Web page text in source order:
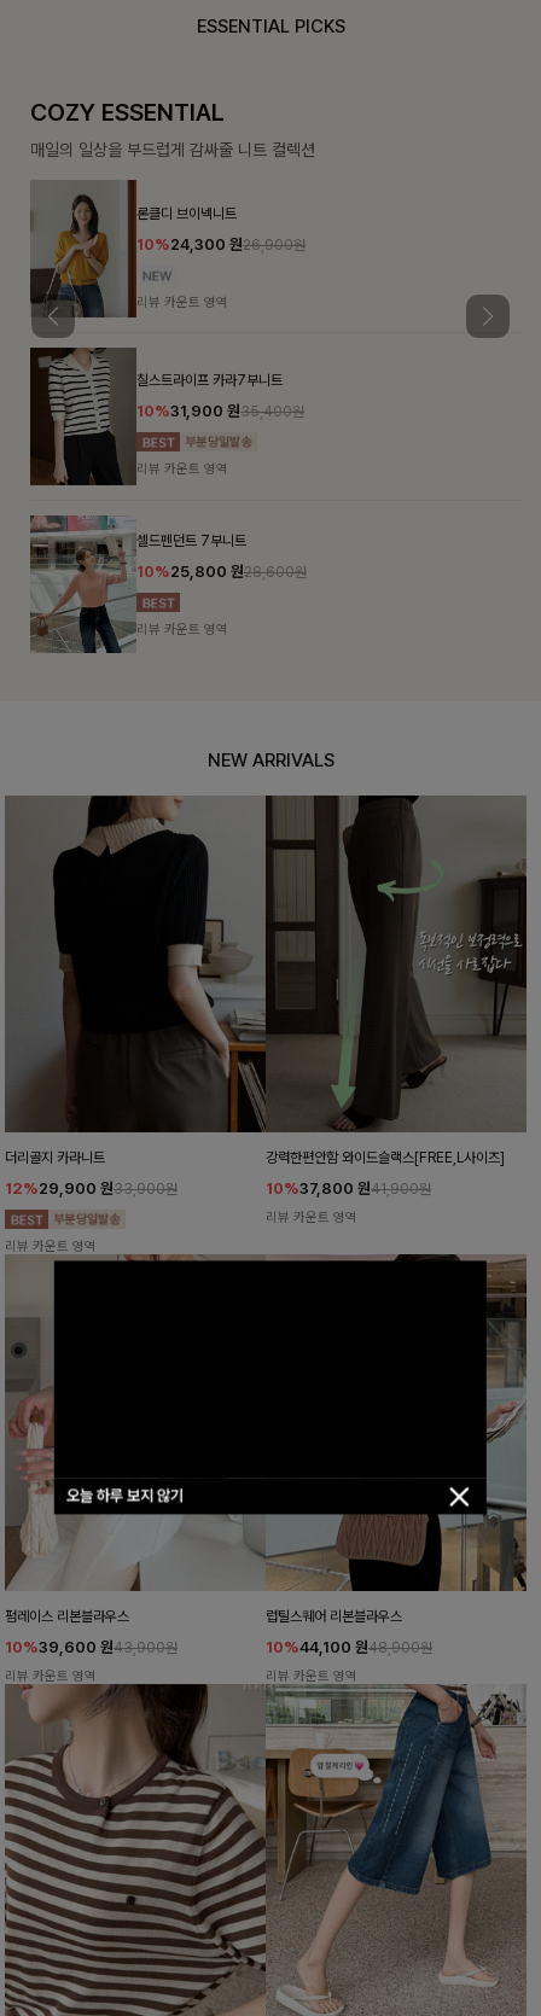
오늘 하루 보지 않기
ESSENTIAL PICKS
COZY ESSENTIAL
매일의 일상을 부드럽게 감싸줄 니트 컬렉션
론클디 브이넥니트
10%24,300원26,900원
리뷰 카운트 영역
칠스트라이프 카라7부니트
10%31,900원35,400원
리뷰 카운트 영역
셀드펜던트 7부니트
10%25,800원28,600원
리뷰 카운트 영역
NEW ARRIVALS
더리골지 카라니트
12%29,900 원33,900원
리뷰 카운트 영역
강력한편안함 와이드슬랙스[FREE,L사이즈]
10%37,800 원41,900원
리뷰 카운트 영역
펌레이스 리본블라우스
10%39,600 원43,900원
리뷰 카운트 영역
럽틸스퀘어 리본블라우스
10%44,100 원48,900원
리뷰 카운트 영역